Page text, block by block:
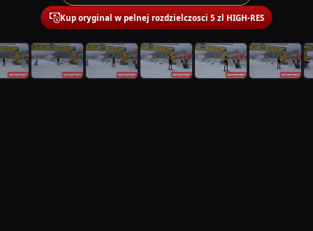
Kup oryginal w pelnej rozdzielczosci 5 zl HIGH-RES